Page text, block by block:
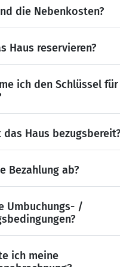
die Nebenkosten?
Haus reservieren?
ich den Schlüssel
Haus bezugsbereit?
Bezahlung ab?
Umbuchungs- /
ich meine